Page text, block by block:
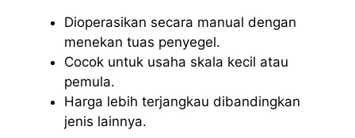
Dioperasikan secara manual dengan
menekan tuas penyegel.
Cocok untuk usaha skala kecil atau
pemula.
Harga lebih terjangkau dibandingkan
jenis lainnya.